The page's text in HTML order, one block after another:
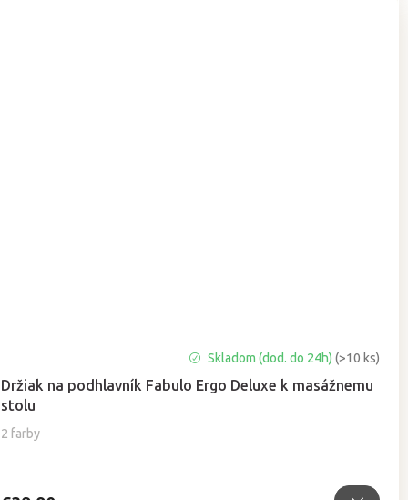
Držiak na podhlavník Fabulo Ergo Deluxe k masážnemu
stolu
2 farby
Skladom (dod. do 24h) (>10 ks)